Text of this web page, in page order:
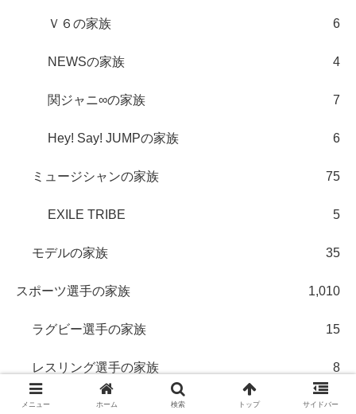
Ｖ６の家族 6
NEWSの家族 4
関ジャニ∞の家族 7
Hey! Say! JUMPの家族 6
ミュージシャンの家族 75
EXILE TRIBE 5
モデルの家族 35
スポーツ選手の家族 1,010
ラグビー選手の家族 15
レスリング選手の家族 8
野球選手の家族 571
メニュー ホーム 検索 トップ サイドバー